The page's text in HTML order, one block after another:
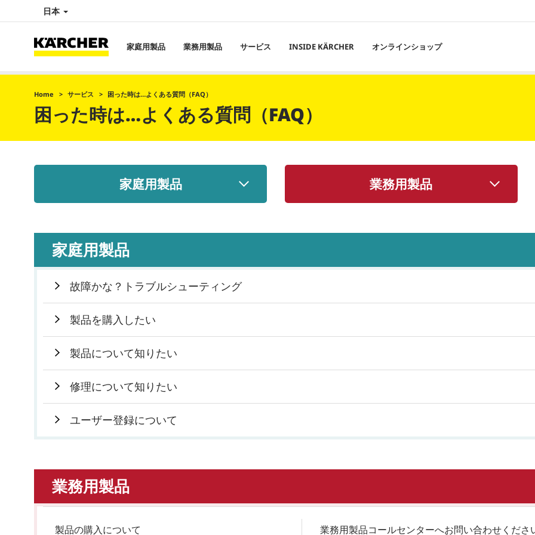
日本
家庭用製品 業務用製品 サービス INSIDE KÄRCHER オンラインショップ
Home サービス 困った時は…よくある質問（FAQ）
困った時は…よくある質問（FAQ）
家庭用製品 業務用製品
家庭用製品
故障かな？トラブルシューティング
製品を購入したい
製品について知りたい
修理について知りたい
ユーザー登録について
業務用製品
製品の購入について 業務用製品コールセンターへお問い合わせくださ